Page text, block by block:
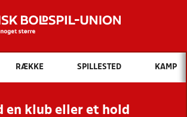
Hvad vil du søge efter?
INDHOLD OG NYHEDER
RESULTATER, KLUBBER OG
RÆKKE SPILLESTED KAMP
en klub eller et hold